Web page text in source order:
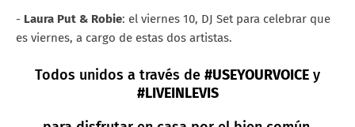
- Laura Put & Robie: el viernes 10, DJ Set para celebrar que
es viernes, a cargo de estas dos artistas.
Todos unidos a través de #USEYOURVOICE y
#LIVEINLEVIS